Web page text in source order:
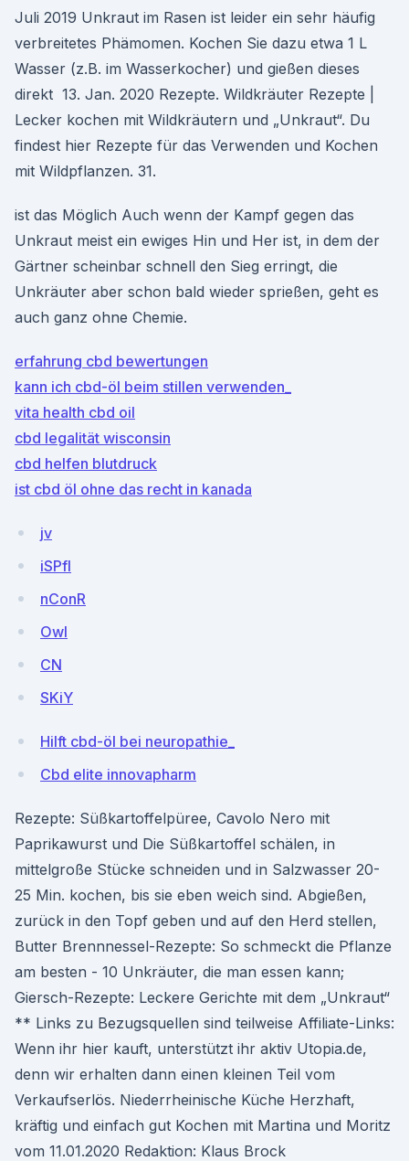
Juli 2019 Unkraut im Rasen ist leider ein sehr häufig
verbreitetes Phämomen. Kochen Sie dazu etwa 1 L
Wasser (z.B. im Wasserkocher) und gießen dieses
direkt 13. Jan. 2020 Rezepte. Wildkräuter Rezepte |
Lecker kochen mit Wildkräutern und „Unkraut“. Du
findest hier Rezepte für das Verwenden und Kochen
mit Wildpflanzen. 31.
ist das Möglich Auch wenn der Kampf gegen das
Unkraut meist ein ewiges Hin und Her ist, in dem der
Gärtner scheinbar schnell den Sieg erringt, die
Unkräuter aber schon bald wieder sprießen, geht es
auch ganz ohne Chemie.
erfahrung cbd bewertungen
kann ich cbd-öl beim stillen verwenden_
vita health cbd oil
cbd legalität wisconsin
cbd helfen blutdruck
ist cbd öl ohne das recht in kanada
jv
iSPfl
nConR
OwI
CN
SKiY
Hilft cbd-öl bei neuropathie_
Cbd elite innovapharm
Rezepte: Süßkartoffelpüree, Cavolo Nero mit
Paprikawurst und Die Süßkartoffel schälen, in
mittelgroße Stücke schneiden und in Salzwasser 20-
25 Min. kochen, bis sie eben weich sind. Abgießen,
zurück in den Topf geben und auf den Herd stellen,
Butter Brennnessel-Rezepte: So schmeckt die Pflanze
am besten - 10 Unkräuter, die man essen kann;
Giersch-Rezepte: Leckere Gerichte mit dem „Unkraut“
** Links zu Bezugsquellen sind teilweise Affiliate-Links:
Wenn ihr hier kauft, unterstützt ihr aktiv Utopia.de,
denn wir erhalten dann einen kleinen Teil vom
Verkaufserlös. Niederrheinische Küche Herzhaft,
kräftig und einfach gut Kochen mit Martina und Moritz
vom 11.01.2020 Redaktion: Klaus Brock